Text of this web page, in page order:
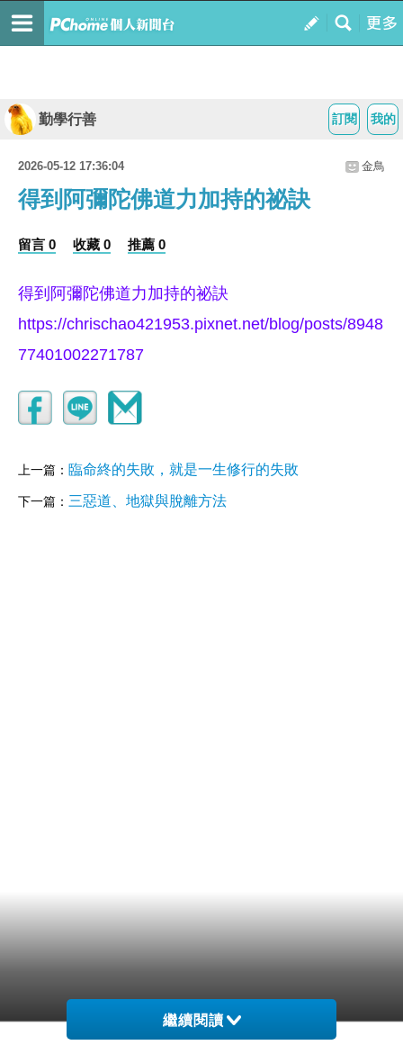
我的
訂閱
勤學行善
2026-05-12 17:36:04 金鳥
得到阿彌陀佛道力加持的祕訣
留言 0 收藏 0 推薦 0
得到阿彌陀佛道力加持的祕訣
https://chrischao421953.pixnet.net/blog/posts/8948
77401002271787
上一篇： 臨命終的失敗，就是一生修行的失敗
下一篇： 三惡道、地獄與脫離方法
繼續閱讀